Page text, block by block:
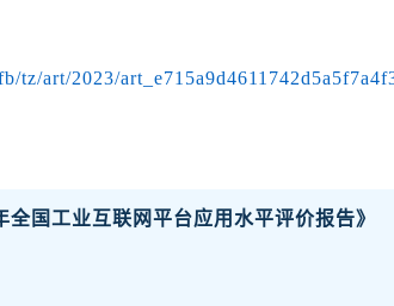
art/2023/
国工业互联网平台应用水平评价报告》